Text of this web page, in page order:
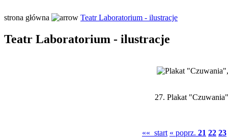
strona główna Teatr Laboratorium - ilustracje
Teatr Laboratorium - ilustracje
27. Plakat
«« start « poprz. 21 22 23